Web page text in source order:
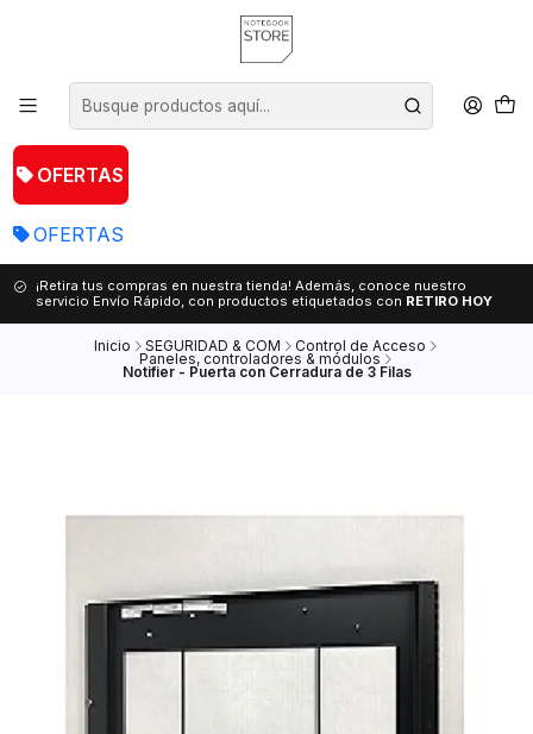
OFERTAS
OFERTAS
¡Retira tus compras en nuestra tienda! Además, conoce nuestro
servicio Envío Rápido, con productos etiquetados con RETIRO HOY
Inicio SEGURIDAD & COM Control de Acceso
Paneles, controladores & módulos
Notifier - Puerta con Cerradura de 3 Filas